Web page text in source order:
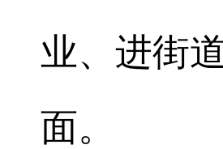
业、进街
面。